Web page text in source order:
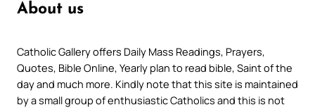
About us
Catholic Gallery offers Daily Mass Readings, Prayers,
Quotes, Bible Online, Yearly plan to read bible, Saint of the
day and much more. Kindly note that this site is maintained
by a small group of enthusiastic Catholics and this is not